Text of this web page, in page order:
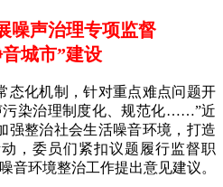
噪声治理专项监督
城市”建设
化机制，针对重点难点问题开
污染治理制度化、规范化……”近
强整治社会生活噪音环境，打造
，委员们紧扣议题履行监督职
音环境整治工作提出意见建议。